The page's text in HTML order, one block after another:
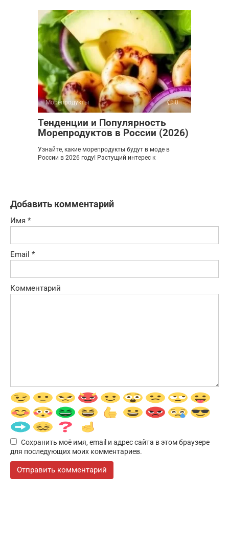
Морепродукты 0
Тенденции и Популярность
Морепродуктов в России (2026)
Узнайте, какие морепродукты будут в моде в
России в 2026 году! Растущий интерес к
Добавить комментарий
Имя *
Email *
Комментарий
Сохранить моё имя, email и адрес сайта в этом браузере
для последующих моих комментариев.